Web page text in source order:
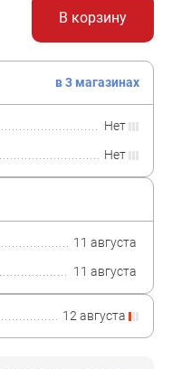
В корзину
11 августа
11 августа
12 августа
в 3 магазинах
Нет
Нет